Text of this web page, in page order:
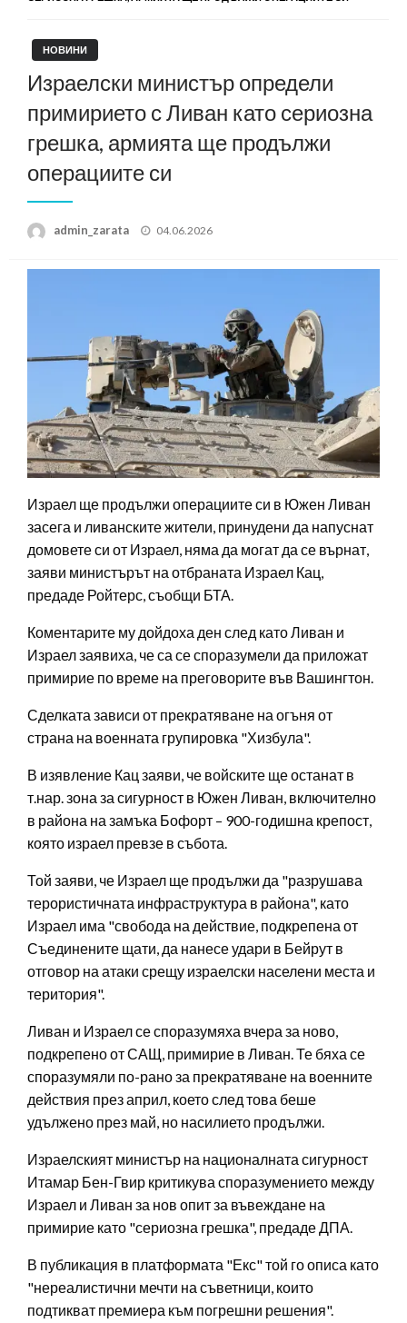
НОВИНИ
Израелски министър определи
примирието с Ливан като сериозна
грешка, армията ще продължи
операциите си
admin_zarata
Posted
04.06.2026
Израел ще продължи операциите си в Южен Ливан
засега и ливанските жители, принудени да напуснат
домовете си от Израел, няма да могат да се върнат,
заяви министърът на отбраната Израел Кац,
предаде Ройтерс, съобщи БТА.
Коментарите му дойдоха ден след като Ливан и
Израел заявиха, че са се споразумели да приложат
примирие по време на преговорите във Вашингтон.
Сделката зависи от прекратяване на огъня от
страна на военната групировка "Хизбула".
В изявление Кац заяви, че войските ще останат в
т.нар. зона за сигурност в Южен Ливан, включително
в района на замъка Бофорт – 900-годишна крепост,
която израел превзе в събота.
Той заяви, че Израел ще продължи да "разрушава
терористичната инфраструктура в района", като
Израел има "свобода на действие, подкрепена от
Съединените щати, да нанесе удари в Бейрут в
отговор на атаки срещу израелски населени места и
територия".
Ливан и Израел се споразумяха вчера за ново,
подкрепено от САЩ, примирие в Ливан. Те бяха се
споразумяли по-рано за прекратяване на военните
действия през април, което след това беше
удължено през май, но насилието продължи.
Израелският министър на националната сигурност
Итамар Бен-Гвир критикува споразумението между
Израел и Ливан за нов опит за въвеждане на
примирие като "сериозна грешка", предаде ДПА.
В публикация в платформата "Екс" той го описа като
"нереалистични мечти на съветници, които
подтикват премиера към погрешни решения".